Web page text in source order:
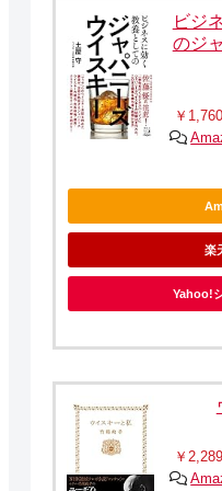
ビジ
のジ
￥1,760
楽
Yahoo!
￥2,289